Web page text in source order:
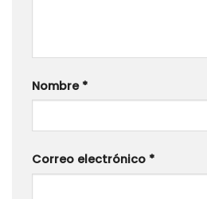
Nombre *
Correo electrónico *